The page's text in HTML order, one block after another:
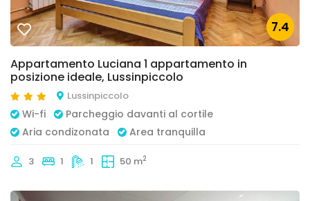
7.4
Appartamento Luciana 1 appartamento in
posizione ideale, Lussinpiccolo
Lussinpiccolo
Wi-fi
Parcheggio davanti al cortile
Aria condizonata
Area tranquilla
3 1 1 50 m2